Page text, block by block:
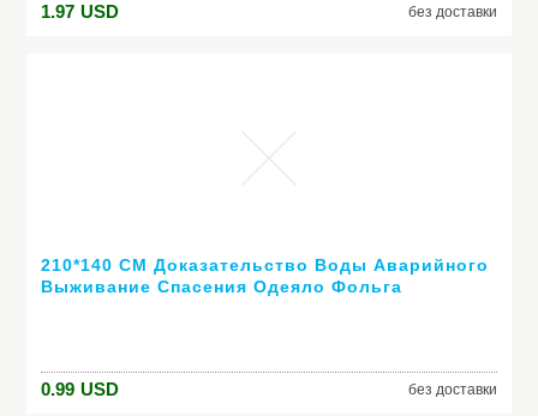
1.97 USD без доставки
210*140 СМ Доказательство Воды Аварийного
Выживание Спасения Одеяло Фольга
0.99 USD без доставки